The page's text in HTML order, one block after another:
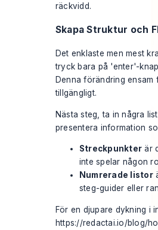
räckvidd.
Skapa Struktur och
Det enklaste men mest
tryck bara på 'enter'-
Denna förändring
tillgängligt.
Nästa steg, ta in några
presentera information
Streckpunkter är
inte spelar någon
Numrerade listor
steg-guider eller
För en djupare dykning i
https://redactai.io/blog/